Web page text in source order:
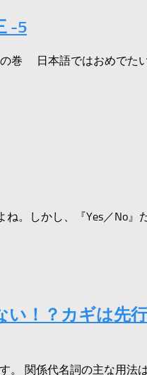
-5
巻 日本語ではおめでた
。しかし、『Yes／No』
！？カギは先
。 関係代名詞の主な用法